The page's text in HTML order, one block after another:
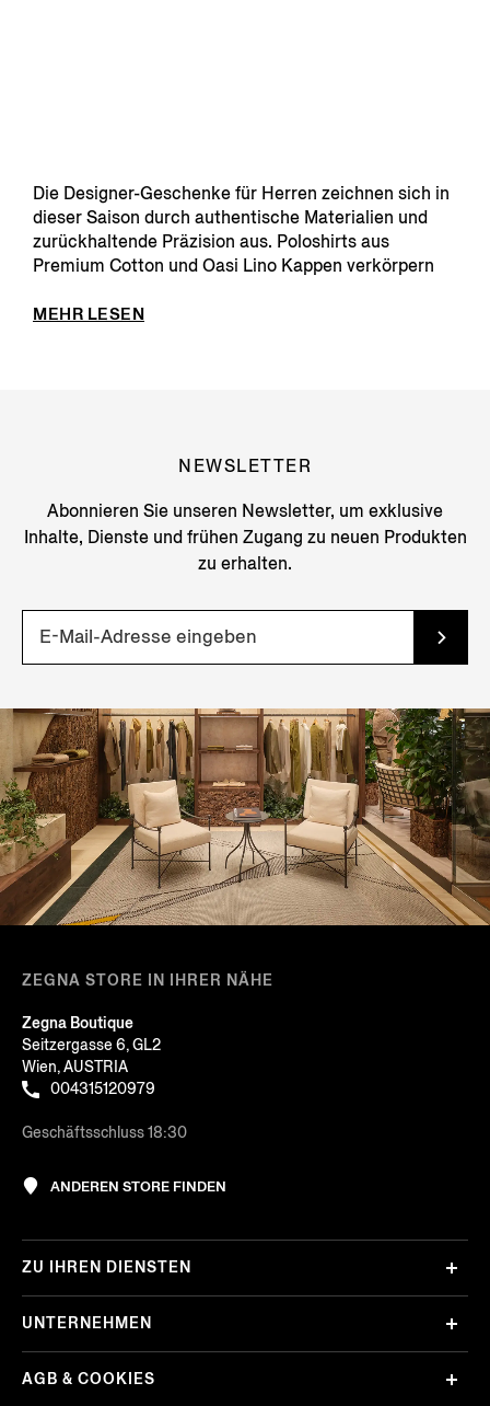
Die Designer-Geschenke für Herren zeichnen sich in
dieser Saison durch authentische Materialien und
zurückhaltende Präzision aus. Poloshirts aus
Premium Cotton und Oasi Lino Kappen verkörpern
MEHR LESEN
NEWSLETTER
Abonnieren Sie unseren Newsletter, um exklusive
Inhalte, Dienste und frühen Zugang zu neuen Produkten
zu erhalten.
ZEGNA STORE IN IHRER NÄHE
Zegna Boutique
Seitzergasse 6, GL2
Wien, AUSTRIA
004315120979
Geschäftsschluss 18:30
ANDEREN STORE FINDEN
ZU IHREN DIENSTEN
UNTERNEHMEN
AGB & COOKIES